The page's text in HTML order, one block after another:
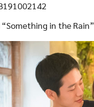
in the Rain”